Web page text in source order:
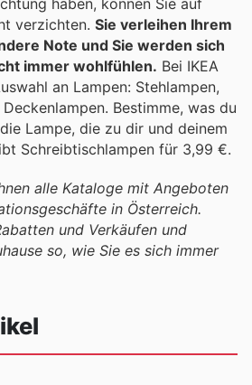
haben, können Sie auf
verzichten. Sie verleihen Ihrem
Note und Sie werden sich
immer wohlfühlen.
an Lampen: Stehlampen,
Bestimme, was du
Lampe, die zu dir und deinem
Schreibtischlampen für 3,99 €.
alle Kataloge mit Angeboten
in Österreich.
und Verkäufen und
so, wie Sie es sich immer